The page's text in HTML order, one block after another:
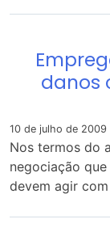
danos
10 de julho de 2009
Nos termos do
negociação
devem agir